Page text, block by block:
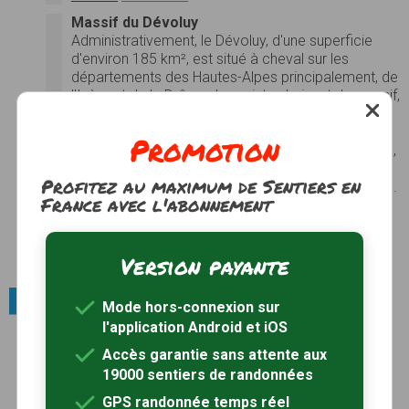
Massif du Dévoluy
Administrativement, le Dévoluy, d'une superficie
d'environ 185 km², est situé à cheval sur les
départements des Hautes-Alpes principalement, de
l'Isère et de la Drôme. Le point culminant du massif,
l'Obiou, s'élève en Isère. Le Dévoluy est un massif
Gapençais, les pays de Buëch (Bochaine, Veynois),
le massif du Diois, le Trièves et les Écrins. Il est
bordé par le Drac, le Petit Buëch et le Grand Buëch.
Le lac du Sautet, qui est une retenue
Voir le site
Race animale locale / Anes
Âne de Provence (aussi appelé âne des
Croisés)
Âne de petite taille (1,17 m à 1,35 m maximum au
garrot), à la robe "gris touterelle" et portant sur le
Promotion
Profitez au maximum de Sentiers en
France avec l'abonnement
Version payante
Mode hors-connexion sur
l'application Android et iOS
Accès garantie sans attente aux
19000 sentiers de randonnées
GPS randonnée temps réel